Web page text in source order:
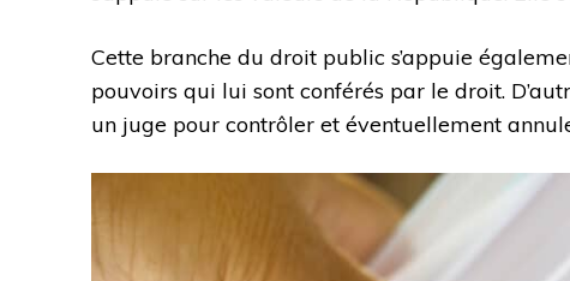
Cette branche du droit public s’appuie
pouvoirs qui lui sont conférés par le droit.
un juge pour contrôler et éventuellement